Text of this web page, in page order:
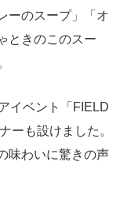
ーのスープ」「オ
ときのこのスー
イベント「FIELD
ーも設けました。
味わいに驚きの声